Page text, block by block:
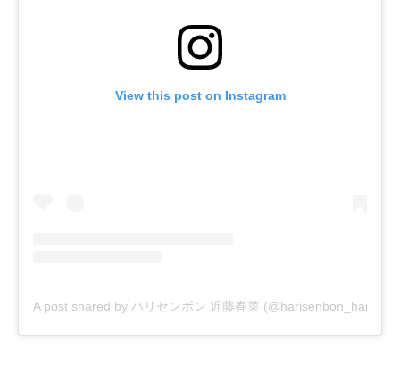
View this post on Instagram
A post shared by ハリセンボン 近藤春菜 (@harisenbon_haruna)